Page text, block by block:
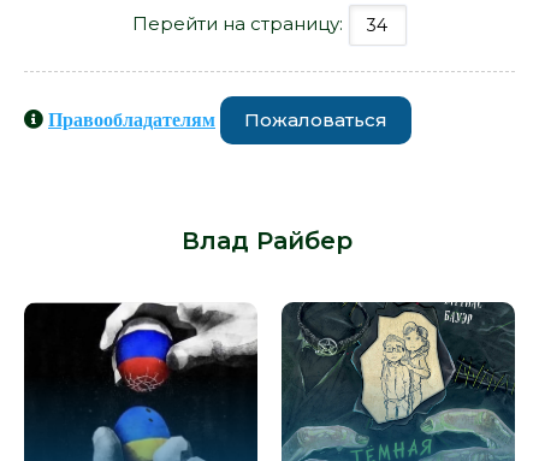
Перейти на страницу:
Правообладателям Пожаловаться
Влад Райбер: